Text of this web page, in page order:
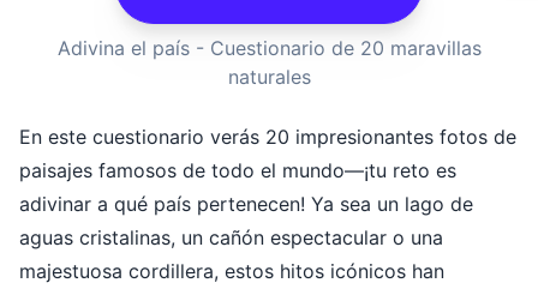
Adivina el país - Cuestionario de 20 maravillas
naturales
En este cuestionario verás 20 impresionantes fotos de
paisajes famosos de todo el mundo—¡tu reto es
adivinar a qué país pertenecen! Ya sea un lago de
aguas cristalinas, un cañón espectacular o una
majestuosa cordillera, estos hitos icónicos han